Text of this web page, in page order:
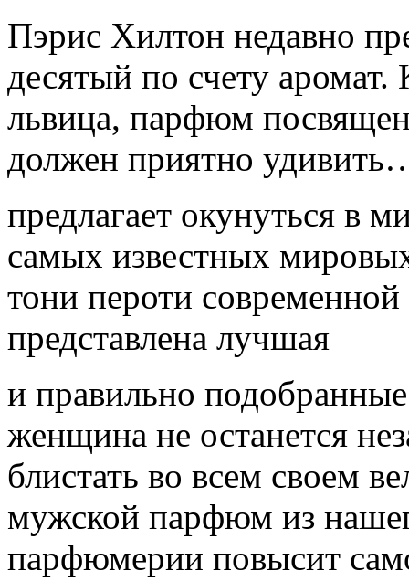
Пэрис Хилтон недавно
десятый по счету аромат.
львица, парфюм
должен приятно
предлагает окунуться в
самых известных
тони пероти
представлена лучшая
и правильно
женщина не останется
блистать во всем своем
мужской парфюм из
парфюмерии повысит